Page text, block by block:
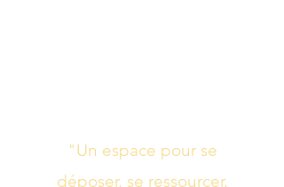
"Un espace pour se
déposer, se ressourcer,